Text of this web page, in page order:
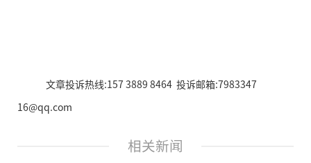
文章投诉热线:157 3889 8464 投诉邮箱:7983347
16@qq.com
相关新闻